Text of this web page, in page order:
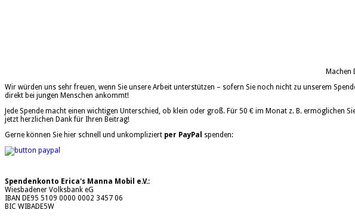
Machen
Wir würden uns sehr freuen, wenn Sie unsere Arbeit unterstützen – sofern Sie noch nicht zu unserem
direkt bei jungen Menschen ankommt!
Jede Spende macht einen wichtigen Unterschied, ob klein oder groß. Für 50 € im Monat z. B.
jetzt herzlichen Dank für Ihren Beitrag!
Gerne können Sie hier schnell und unkompliziert per PayPal spenden:
Spendenkonto Erica's Manna Mobil e.V.:
Wiesbadener Volksbank eG
IBAN DE95 5109 0000 0002 3457 06
BIC WIBADE5W